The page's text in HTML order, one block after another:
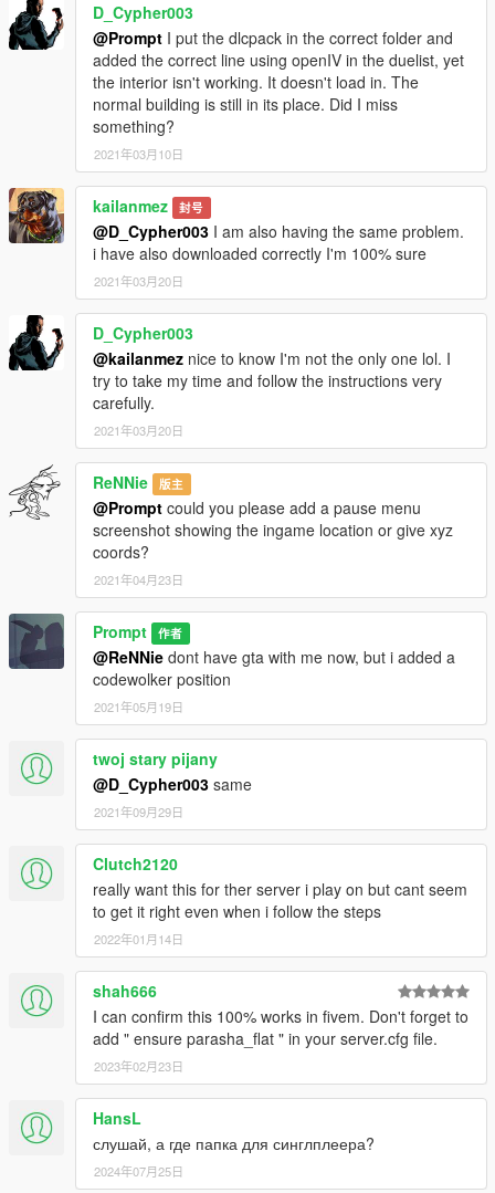
D_Cypher003
@Prompt I put the dlcpack in the correct folder and
added the correct line using openIV in the duelist, yet
the interior isn't working. It doesn't load in. The
normal building is still in its place. Did I miss
something?
2021年03月10日
kailanmez 封号
@D_Cypher003 I am also having the same problem.
i have also downloaded correctly I'm 100% sure
2021年03月20日
D_Cypher003
@kailanmez nice to know I'm not the only one lol. I
try to take my time and follow the instructions very
carefully.
2021年03月20日
ReNNie 版主
@Prompt could you please add a pause menu
screenshot showing the ingame location or give xyz
coords?
2021年04月23日
Prompt 作者
@ReNNie dont have gta with me now, but i added a
codewolker position
2021年05月19日
twoj stary pijany
@D_Cypher003 same
2021年09月29日
Clutch2120
really want this for ther server i play on but cant seem
to get it right even when i follow the steps
2022年01月14日
shah666
I can confirm this 100% works in fivem. Don't forget to
add " ensure parasha_flat " in your server.cfg file.
2023年02月23日
HansL
слушай, а где папка для синглплеера?
2024年07月25日